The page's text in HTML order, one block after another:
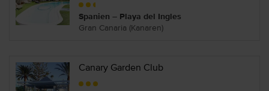
Spanien – Playa del Ingles
Gran Canaria (Kanaren)
Canary Garden Club